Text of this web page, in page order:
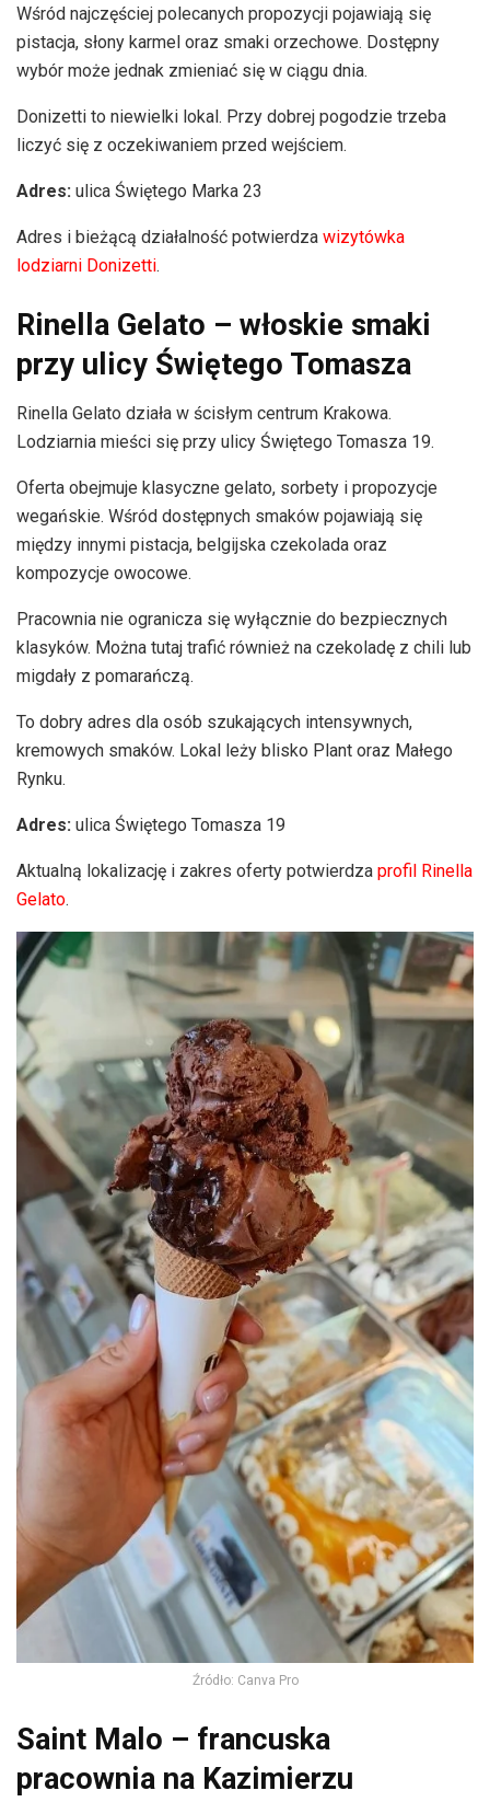
Wśród najczęściej polecanych propozycji pojawiają się
pistacja, słony karmel oraz smaki orzechowe. Dostępny
wybór może jednak zmieniać się w ciągu dnia.
Donizetti to niewielki lokal. Przy dobrej pogodzie trzeba
liczyć się z oczekiwaniem przed wejściem.
Adres: ulica Świętego Marka 23
Adres i bieżącą działalność potwierdza wizytówka
lodziarni Donizetti.
Rinella Gelato – włoskie smaki
przy ulicy Świętego Tomasza
Rinella Gelato działa w ścisłym centrum Krakowa.
Lodziarnia mieści się przy ulicy Świętego Tomasza 19.
Oferta obejmuje klasyczne gelato, sorbety i propozycje
wegańskie. Wśród dostępnych smaków pojawiają się
między innymi pistacja, belgijska czekolada oraz
kompozycje owocowe.
Pracownia nie ogranicza się wyłącznie do bezpiecznych
klasyków. Można tutaj trafić również na czekoladę z chili lub
migdały z pomarańczą.
To dobry adres dla osób szukających intensywnych,
kremowych smaków. Lokal leży blisko Plant oraz Małego
Rynku.
Adres: ulica Świętego Tomasza 19
Aktualną lokalizację i zakres oferty potwierdza profil Rinella
Gelato.
Źródło: Canva Pro
Saint Malo – francuska
pracownia na Kazimierzu